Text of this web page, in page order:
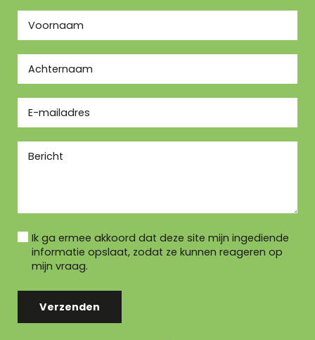
Ik ga ermee akkoord dat deze site mijn ingediende
informatie opslaat, zodat ze kunnen reageren op
mijn vraag.
Verzenden